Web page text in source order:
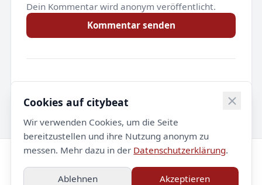
Dein Kommentar wird anonym veröffentlicht.
Kommentar senden
Noch keine Kommentare.
© 2026 citybeat. Alle Rechte vorbehalten.
Cookies auf citybeat
Wir verwenden Cookies, um die Seite
bereitzustellen und ihre Nutzung anonym zu
messen. Mehr dazu in der Datenschutzerklärung.
Ablehnen Akzeptieren